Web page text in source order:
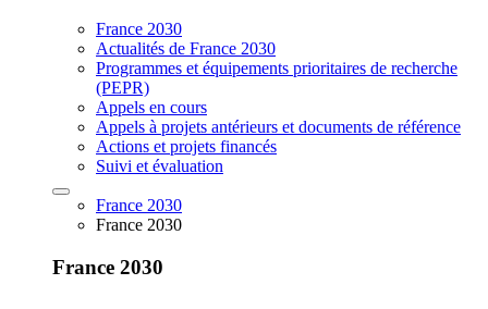
France 2030
Actualités de France 2030
Programmes et équipements prioritaires de recherche
(PEPR)
Appels en cours
Appels à projets antérieurs et documents de référence
Actions et projets financés
Suivi et évaluation
France 2030
France 2030
France 2030